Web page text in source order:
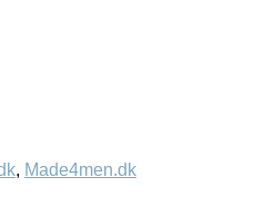
, Made4men.dk